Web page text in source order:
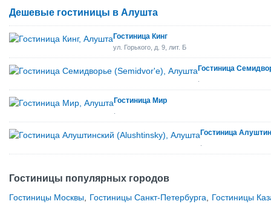
Дешевые гостиницы в Алушта
Гостиница Кинг
ул. Горького, д. 9, лит. Б
Гостиница
Гостиница Мир
Гостиница
Гостиницы популярных городов
Гостиницы Москвы Гостиницы Санкт-Петербурга Гостиницы